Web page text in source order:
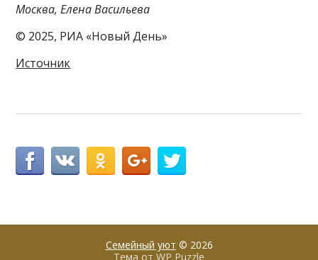
Москва, Елена Васильева
© 2025, РИА «Новый День»
Источник
Семейный уют © 2026
Тема от WP Puzzle